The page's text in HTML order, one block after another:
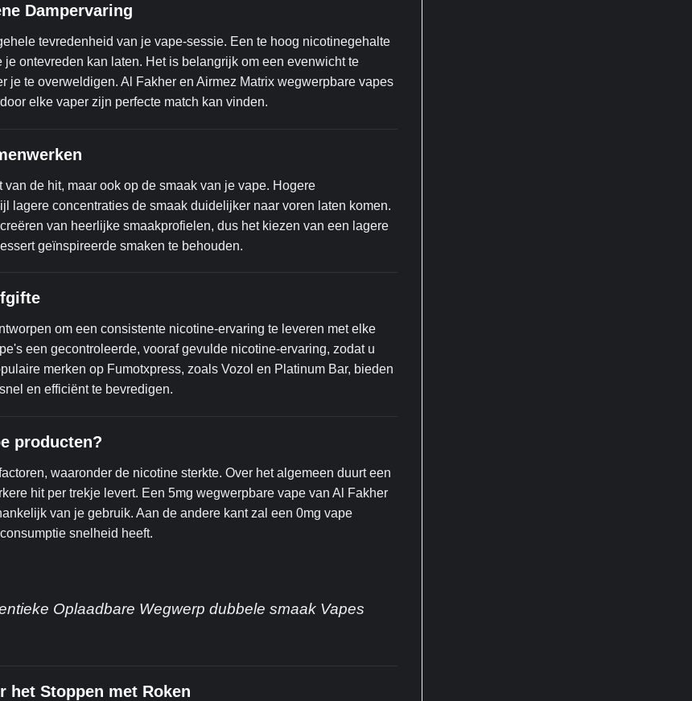
Dampervaring
tevredenheid van je vape-sessie. Een te hoog nicotinegehalte
ontevreden kan laten. Het is belangrijk om een evenwicht te
te overweldigen. Al Fakher en Airmez Matrix wegwerpbare vapes
elke vaper zijn perfecte match kan vinden.
de hit, maar ook op de smaak van je vape. Hogere
lagere concentraties de smaak duidelijker naar voren laten komen.
van heerlijke smaakprofielen, dus het kiezen van een lagere
geïnspireerde smaken te behouden.
om een consistente nicotine-ervaring te leveren met elke
een gecontroleerde, vooraf gevulde nicotine-ervaring, zodat u
merken op Fumotxpress, zoals Vozol en Platinum Bar, bieden
en efficiënt te bevredigen.
producten?
waaronder de nicotine sterkte. Over het algemeen duurt een
hit per trekje levert. Een 5mg wegwerpbare vape van Al Fakher
van je gebruik. Aan de andere kant zal een 0mg vape
snelheid heeft.
Oplaadbare Wegwerp dubbele smaak Vapes
het Stoppen met Roken